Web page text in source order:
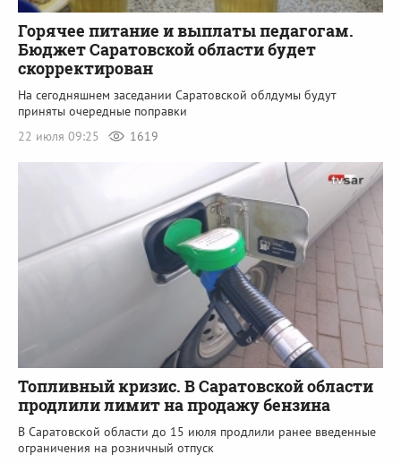
Горячее питание и выплаты педагогам.
Бюджет Саратовской области будет
скорректирован
На сегодняшнем заседании Саратовской облдумы будут
приняты очередные поправки
22 июля 09:25
1619
Топливный кризис. В Саратовской области
продлили лимит на продажу бензина
В Саратовской области до 15 июля продлили ранее введенные
ограничения на розничный отпуск